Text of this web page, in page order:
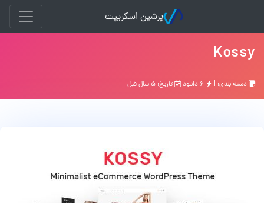
پرشین اسکریپت
Kossy
دسته بندی: | تاریخ: ۵ سال قبل